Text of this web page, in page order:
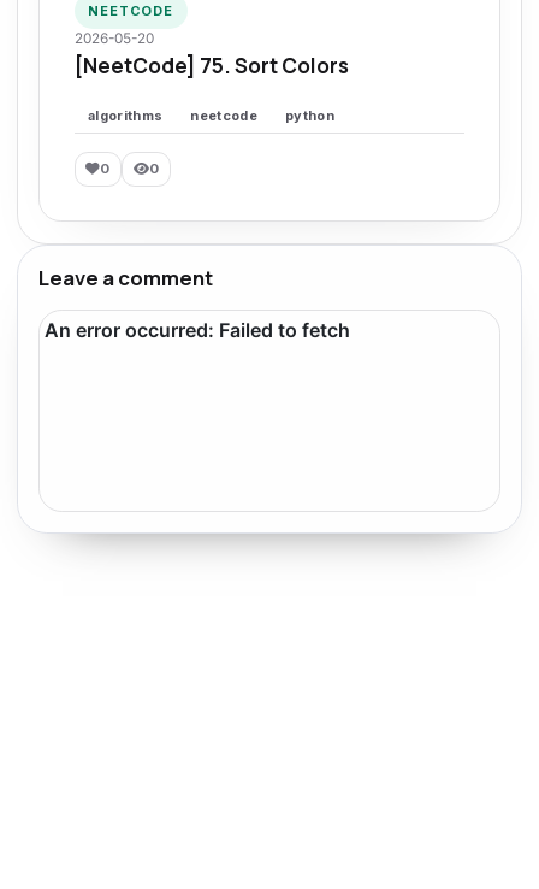
NEETCODE
2026-05-20
[NeetCode] 75. Sort Colors
algorithms neetcode python
0 0
Leave a comment